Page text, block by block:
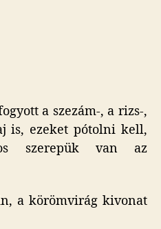
a szezám-, a rizs-,
is, ezeket pótolni kell,
szerepük van az
a körömvirág kivonat